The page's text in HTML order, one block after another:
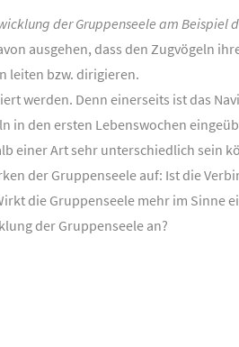
der Gruppenseele am Beispiel
ausgehen, dass den Zugvögeln
leiten bzw. dirigieren.
werden. Denn einerseits ist das
in den ersten Lebenswochen
einer Art sehr unterschiedlich sein
der Gruppenseele auf: Ist die
die Gruppenseele mehr im
der Gruppenseele an?